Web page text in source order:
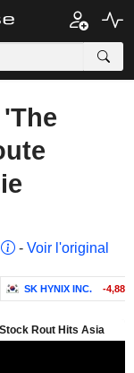
- Voir l'original
SK HYNIX INC. -4,88